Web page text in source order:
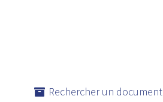
Rechercher un document